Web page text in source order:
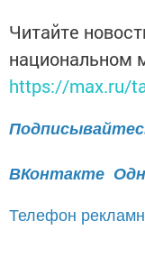
Читайте
национальном
https://max.ru/
ВКонтакте
Телефон